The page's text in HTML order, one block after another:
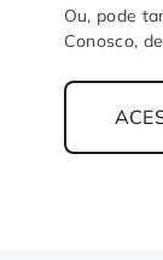
Ou, pode
Conosco,